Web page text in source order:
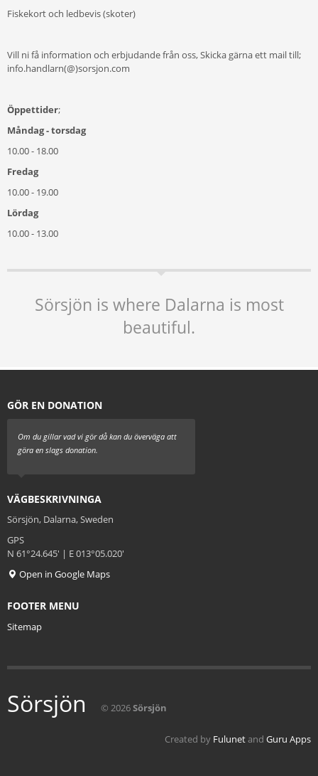
Fiskekort och ledbevis (skoter)
Vill ni få information och erbjudande från oss, Skicka gärna ett mail till;
info.handlarn(@)sorsjon.com
Öppettider;
Måndag - torsdag
10.00 - 18.00
Fredag
10.00 - 19.00
Lördag
10.00 - 13.00
Sörsjön is where Dalarna is most
beautiful.
GÖR EN DONATION
Om du gillar vad vi gör då kan du överväga att
göra en slags donation.
VÄGBESKRIVNINGA
Sörsjön, Dalarna, Sweden
GPS
N 61°24.645' | E 013°05.020'
Open in Google Maps
FOOTER MENU
Sitemap
Sörsjön © 2026Sörsjön
Created by Fulunetand Guru Apps